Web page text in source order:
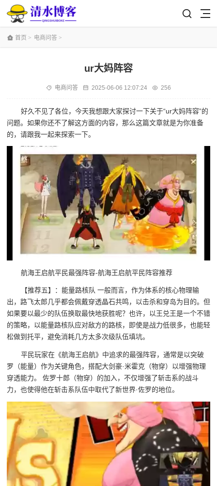
首页 > 电商问答 >
ur大妈阵容
电商问答 2025-06-06 12:07:24 256
好久不见了各位，今天我想跟大家探讨一下关于“ur大妈阵容”的
问题。如果你还不了解这方面的内容，那么这篇文章就是为你准备
的，请跟我一起来探索一下。
航海王启航平民最强阵容-航海王启航平民阵容推荐
【推荐五】：能量路核队 一般而言，作为体系的核心物理输
出，路飞太郎几乎都会佩戴穿透晶石共鸣，以击杀和穿岛为目的。但
如果要以最少的队伍换取最快地获胜呢？也许，以王兑王是一个不错
的策略，以能量路核队应对敌方的路核，即使是战力低很多，也能轻
松做到托平，避免消耗几方太多次级队伍填坑。
平民玩家在《航海王启航》中追求的最强阵容，通常是以突破
罗（能量）作为关键角色，搭配大剑豪·米霍克（物穿）以增强物理
穿透能力。 佐罗十郎（物穿）的加入，不仅增强了斩击系的战斗
力，也使得他在斩击系队伍中取代了新世界·佐罗的地位。